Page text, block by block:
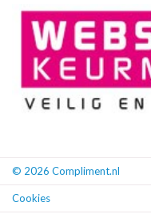
© 2026 Compliment.nl
Cookies